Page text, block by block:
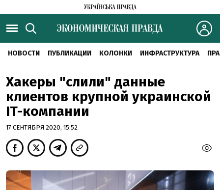
НОВОСТИ ПУБЛИКАЦИИ КОЛОНКИ ИНФРАСТРУКТУРА
Хакеры "слили" данные
клиентов крупной украинской
IT-компании
17 СЕНТЯБРЯ 2020, 15:52